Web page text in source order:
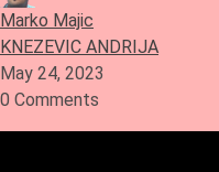
Marko Majic
KNEZEVIC ANDRIJA
May 24, 2023
0 Comments